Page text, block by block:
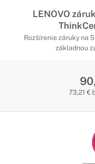
LENOVO
Rozšírenie záruky na
základnou
73,21 €